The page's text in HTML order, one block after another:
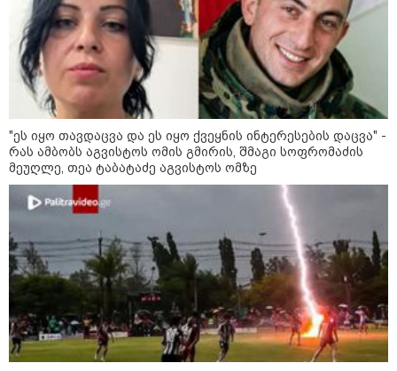
11:13 / 05-08-2026
Hisense წარმოგიდგენთ გზავნილს "ინოვაციები
უკეთესი ცხოვრებისათვის" FIFA-ს 2026 წლის
მსოფლიო ჩემპიონატზე™
15:49 / 06-08-2026
შეიძინე ალდაგის სამოგზაურო დაზღვევა და
მიიღე გაორმაგებული ინტერნეტი
"ეს იყო თავდაცვა და ეს იყო ქვეყნის ინტერესების დაცვა" -
რას ამბობს აგვისტოს ომის გმირის, შმაგი სოფრომაძის
მეუღლე, თეა ტაბატაძე აგვისტოს ომზე